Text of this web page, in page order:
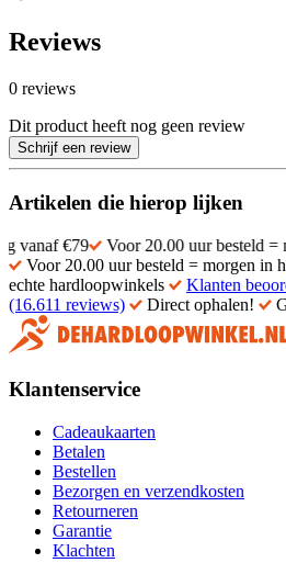
Reviews
0 reviews
Dit product heeft nog geen review
Schrijf een review
Artikelen die hierop lijken
Voor 20.00 uur besteld = morgen
Voor 20.00 uur besteld = morgen in
echte hardloopwinkels
Klanten
(16.611 reviews)
Direct ophalen!
Klantenservice
Cadeaukaarten
Betalen
Bestellen
Bezorgen en verzendkosten
Retourneren
Garantie
Klachten